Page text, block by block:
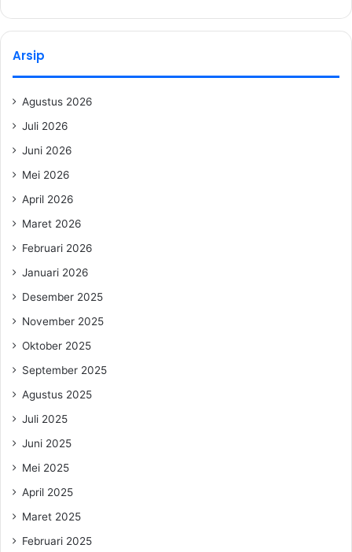
Arsip
Agustus 2026
Juli 2026
Juni 2026
Mei 2026
April 2026
Maret 2026
Februari 2026
Januari 2026
Desember 2025
November 2025
Oktober 2025
September 2025
Agustus 2025
Juli 2025
Juni 2025
Mei 2025
April 2025
Maret 2025
Februari 2025